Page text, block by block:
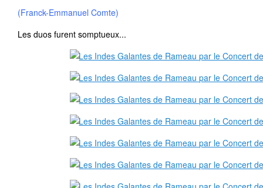
(Franck-Emmanuel Comte)
Les duos furent somptueux...